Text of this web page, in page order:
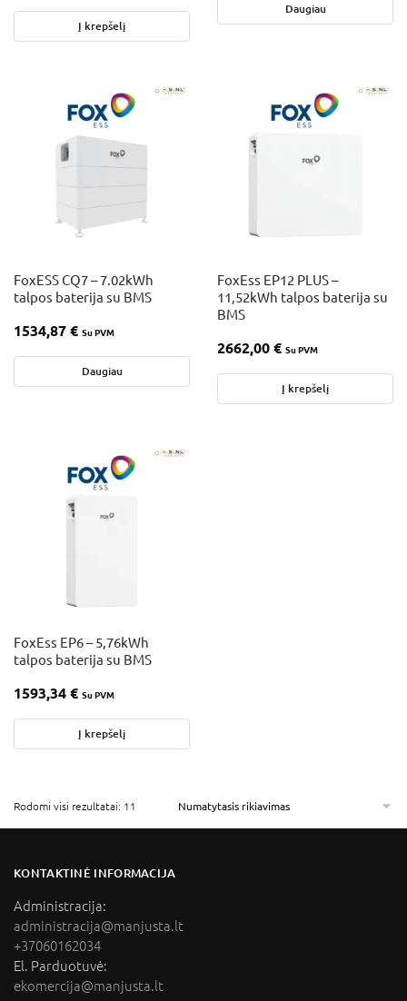
Į krepšelį
Daugiau
FoxESS CQ7 – 7.02kWh
talpos baterija su BMS
1534,87€ Su PVM
Daugiau
FoxEss EP12 PLUS –
11,52kWh talpos baterija su
BMS
2662,00€ Su PVM
Į krepšelį
FoxEss EP6 – 5,76kWh
talpos baterija su BMS
1593,34€ Su PVM
Į krepšelį
Rodomi visi rezultatai: 11
KONTAKTINĖ INFORMACIJA
Administracija:
administracija@manjusta.lt
+37060162034
El. Parduotuvė:
ekomercija@manjusta.lt